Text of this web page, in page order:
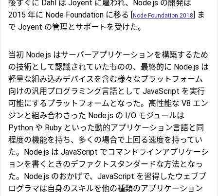
後すぐに Dahl は Joyent に雇われ、Node.js の開発は
2015 年に Node Foundation に移る [
Node Foundation 2018
] ま
で Joyent の管理とサポートを受けた。
当初 Node.js はサーバーアプリケーションを構築するため
の技術として認識されていたものの、最終的に Node.js は
軽量な組み込みデバイスを含む様々なプラットフォーム
向けの汎用プログラミング言語として JavaScript を実行
可能にするプラットフォームとなった。高性能な V8 エン
ジンと組み合わさった Node.js の I/O モジュールは
Python や Ruby といった動的アプリケーション言語と同
程度の機能を持ち、多くの場合で上回る速度を持ってい
た。Node.js は JavaScript でコマンドラインアプリケーシ
ョンを書くときのデファクトスタンダードな方法となっ
た。Node.js のおかげで、JavaScript を習得したウェブプ
ログラマは自身のスキルを他の種類のアプリケーション